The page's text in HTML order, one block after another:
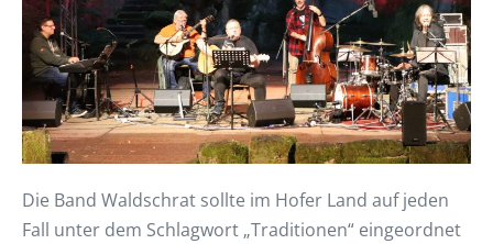
Die Band Waldschrat sollte im Hofer Land auf jeden
Fall unter dem Schlagwort „Traditionen“ eingeordnet